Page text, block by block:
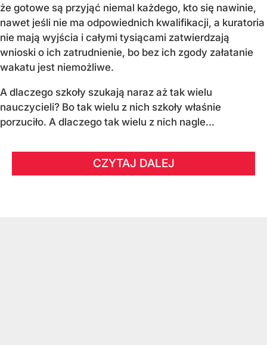
że gotowe są przyjąć niemal każdego, kto się nawinie,
nawet jeśli nie ma odpowiednich kwalifikacji, a kuratoria
nie mają wyjścia i całymi tysiącami zatwierdzają
wnioski o ich zatrudnienie, bo bez ich zgody załatanie
wakatu jest niemożliwe.
A dlaczego szkoły szukają naraz aż tak wielu
nauczycieli? Bo tak wielu z nich szkoły właśnie
porzuciło. A dlaczego tak wielu z nich nagle...
CZYTAJ DALEJ